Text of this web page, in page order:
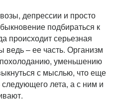
депрессии и просто
подбираться к
происходит серьезная
ведь – ее часть. Организм
похолоданию, уменьшению
с мыслью, что еще
лета, а с ним и